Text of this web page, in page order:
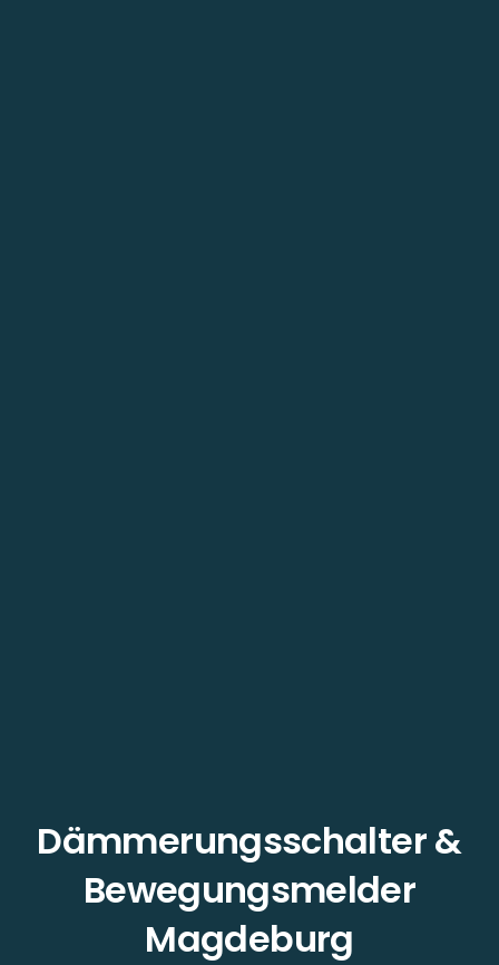
Dämmerungsschalter &
Bewegungsmelder
Magdeburg